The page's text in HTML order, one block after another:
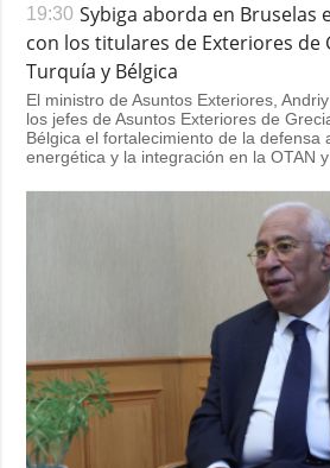
19:30 Sybiga aborda en Bruselas
con los titulares de Exteriores de
Turquía y Bélgica
El ministro de Asuntos Exteriores,
los jefes de Asuntos Exteriores de
Bélgica el fortalecimiento de la defensa
energética y la integración en la OTAN y